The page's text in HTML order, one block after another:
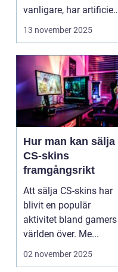
vanligare, har artificiell
intelligens ...
13 november 2025
Hur man kan sälja
CS-skins
framgångsrikt
Att sälja CS-skins har
blivit en populär
aktivitet bland gamers
världen över. Me...
02 november 2025